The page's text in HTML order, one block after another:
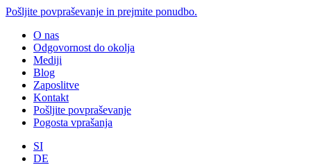
Pošljite povpraševanje in prejmite ponudbo.
O nas
Odgovornost do okolja
Mediji
Blog
Zaposlitve
Kontakt
Pošljite povpraševanje
Pogosta vprašanja
SI
DE